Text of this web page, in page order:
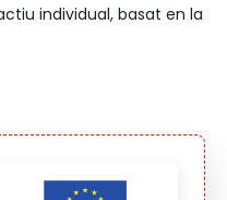
individual, basat en la